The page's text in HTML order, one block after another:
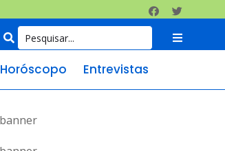
Horóscopo Entrevistas